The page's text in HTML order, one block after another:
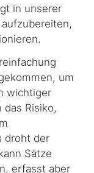
in unserer
um
wichtiger
Risiko,
droht der
Sätze
erfasst aber